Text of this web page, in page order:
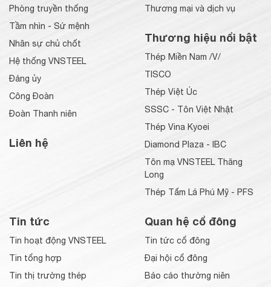
Phòng truyền thống
Tầm nhìn - Sứ mệnh
Nhân sự chủ chốt
Hệ thống VNSTEEL
Đảng ủy
Công Đoàn
Đoàn Thanh niên
Liên hệ
Thương mại và dịch vụ
Thương hiệu nổi bật
Thép Miền Nam /V/
TISCO
Thép Việt Úc
SSSC - Tôn Việt Nhật
Thép Vina Kyoei
Diamond Plaza - IBC
Tôn mạ VNSTEEL Thăng
Long
Thép Tấm Lá Phú Mỹ - PFS
Tin tức
Tin hoạt động VNSTEEL
Tin tổng hợp
Tin thị trường thép
Quan hệ cổ đông
Tin tức cổ đông
Đại hội cổ đông
Báo cáo thường niên